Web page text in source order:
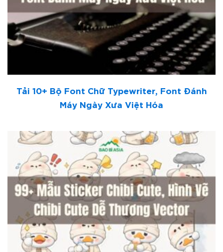
Tải 10+ Bộ Font Chữ Typewriter, Font Đánh
Máy Ngày Xưa Việt Hóa